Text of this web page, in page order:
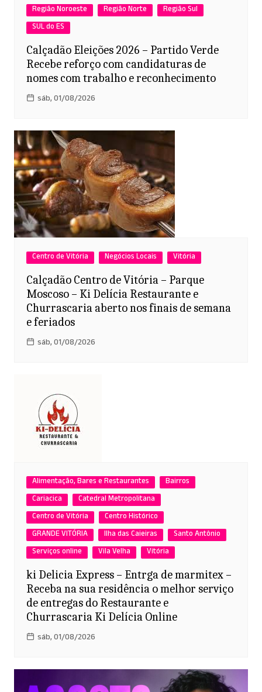
Região Noroeste
Região Norte
Região Sul
SUL do ES
Calçadão Eleições 2026 – Partido Verde
Recebe reforço com candidaturas de
nomes com trabalho e reconhecimento
sáb, 01/08/2026
Centro de Vitória Negócios Locais Vitória
Calçadão Centro de Vitória – Parque
Moscoso – Ki Delícia Restaurante e
Churrascaria aberto nos finais de semana
e feriados
sáb, 01/08/2026
Alimentação, Bares e Restaurantes
Bairros
Cariacica
Catedral Metropolitana
Centro de Vitória
Centro Histórico
GRANDE VITÓRIA
Ilha das Caieiras
Santo Antônio
Serviços online
Vila Velha Vitória
ki Delicia Express – Entrga de marmitex –
Receba na sua residência o melhor serviço
de entregas do Restaurante e
Churrascaria Ki Delícia Online
sáb, 01/08/2026